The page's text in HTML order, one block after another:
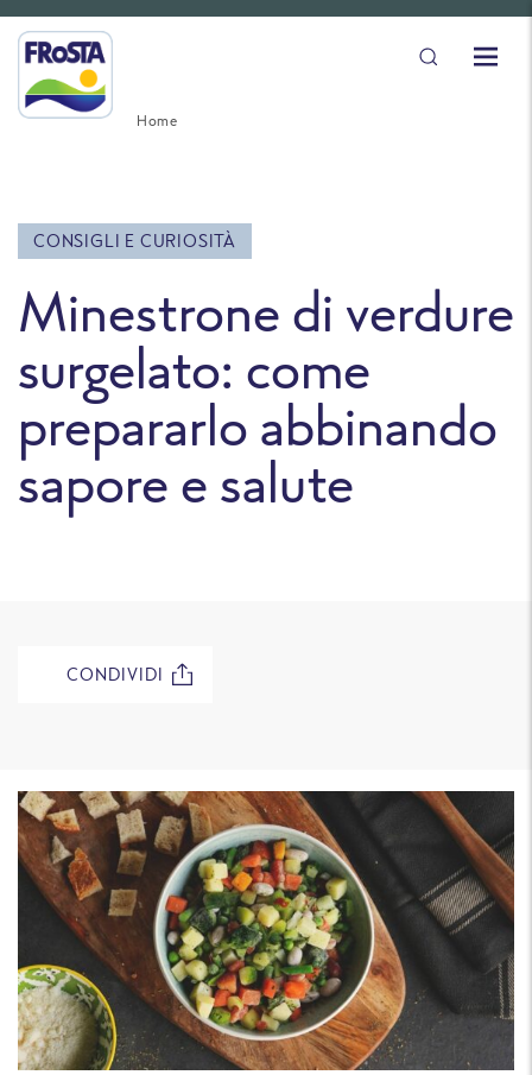
Home
CONSIGLI E CURIOSITÀ
Minestrone di verdure
surgelato: come
prepararlo abbinando
sapore e salute
CONDIVIDI